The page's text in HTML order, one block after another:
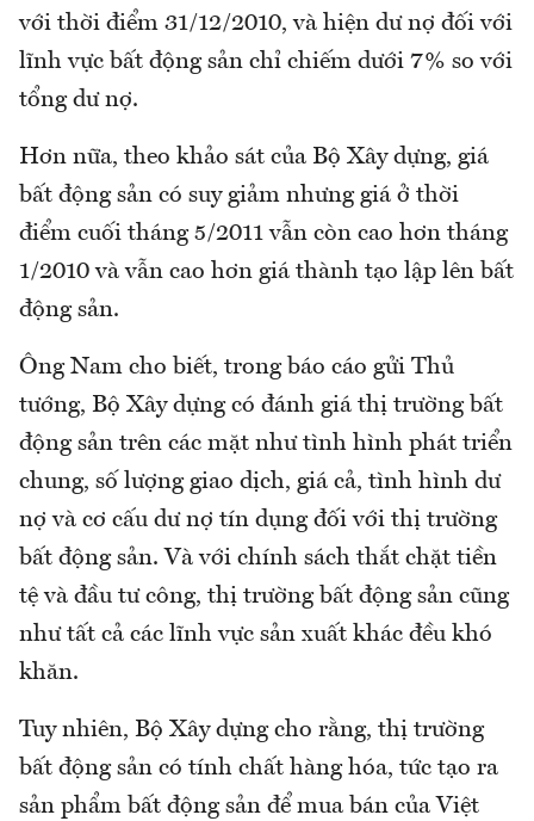
với thời điểm 31/12/2010, và hiện dư nợ đối với
lĩnh vực bất động sản chỉ chiếm dưới 7% so với
tổng dư nợ.
Hơn nữa, theo khảo sát của Bộ Xây dựng, giá
bất động sản có suy giảm nhưng giá ở thời
điểm cuối tháng 5/2011 vẫn còn cao hơn tháng
1/2010 và vẫn cao hơn giá thành tạo lập lên bất
động sản.
Ông Nam cho biết, trong báo cáo gửi Thủ
tướng, Bộ Xây dựng có đánh giá thị trường bất
động sản trên các mặt như tình hình phát triển
chung, số lượng giao dịch, giá cả, tình hình dư
nợ và cơ cấu dư nợ tín dụng đối với thị trường
bất động sản. Và với chính sách thắt chặt tiền
tệ và đầu tư công, thị trường bất động sản cũng
như tất cả các lĩnh vực sản xuất khác đều khó
khăn.
Tuy nhiên, Bộ Xây dựng cho rằng, thị trường
bất động sản có tính chất hàng hóa, tức tạo ra
sản phẩm bất động sản để mua bán của Việt